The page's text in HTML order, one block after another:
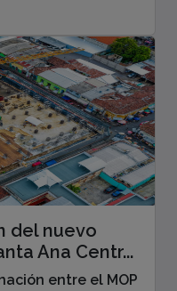
del nuevo
Ana Centr...
entre el MOP